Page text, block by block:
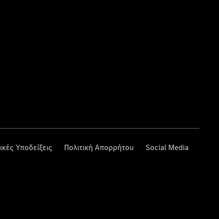
Υποδείξεις Πολιτική Απορρήτου Social Media